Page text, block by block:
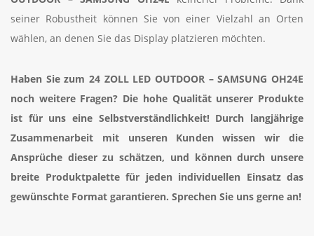
seiner Robustheit können Sie von einer Vielzahl an Orten
wählen, an denen Sie das Display platzieren möchten.
Haben Sie zum 24 ZOLL LED OUTDOOR – SAMSUNG OH24E
noch weitere Fragen? Die hohe Qualität unserer Produkte
ist für uns eine Selbstverständlichkeit! Durch langjährige
Zusammenarbeit mit unseren Kunden wissen wir die
Ansprüche dieser zu schätzen, und können durch unsere
breite Produktpalette für jeden individuellen Einsatz das
gewünschte Format garantieren. Sprechen Sie uns gerne an!